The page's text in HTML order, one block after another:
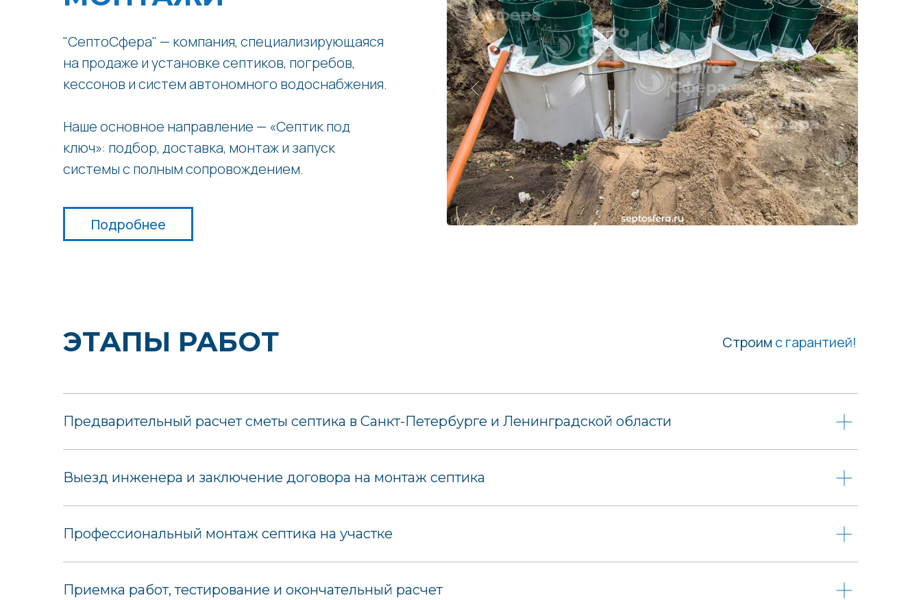
"СептоСфера" — компания, специализирующаяся
на продаже и установке септиков, погребов,
кессонов и систем автономного водоснабжения.
Наше основное направление — «Септик под
ключ»: подбор, доставка, монтаж и запуск
системы с полным сопровождением.
Подробнее
ЭТАПЫ РАБОТ Строим с гарантией!
Предварительный расчет сметы септика в Санкт-Петербурге и Ленинградской области
Выезд инженера и заключение договора на монтаж септика
Профессиональный монтаж септика на участке
Приемка работ, тестирование и окончательный расчет